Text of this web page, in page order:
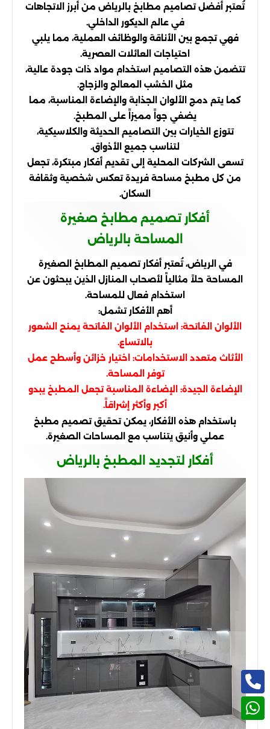
تُعتبر أفضل تصاميم مطابخ بالرياض من أبرز الاتجاهات
في عالم الديكور الداخلي.
فهي تجمع بين الأناقة والوظائف العملية، مما يلبي
احتياجات العائلات العصرية.
تتضمن هذه التصاميم استخدام مواد ذات جودة عالية،
مثل الخشب المعالج والزجاج.
كما يتم دمج الألوان الجذابة والإضاءة المناسبة، مما
يضفي جواً مميزاً على المطبخ.
تتوزع الخيارات بين التصاميم الحديثة والكلاسيكية،
لتناسب جميع الأذواق.
تسعى الشركات المحلية إلى تقديم أفكار مبتكرة، تجعل
من كل مطبخ مساحة فريدة تعكس شخصية وثقافة
السكان.
أفكار تصميم مطابخ صغيرة
المساحة بالرياض
في الرياض، تُعتبر أفكار تصميم المطابخ الصغيرة
المساحة حلاً مثالياً لأصحاب المنازل الذين يبحثون عن
استخدام فعال للمساحة.
أهم الأفكار تشمل:
الألوان الفاتحة: استخدام الألوان الفاتحة يمنح الشعور
بالاتساع.
الأثاث متعدد الاستخدامات: اختيار خزائن وأسطح عمل
توفر المساحة.
الإضاءة الجيدة: الإضاءة المناسبة تجعل المطبخ يبدو
أكبر وأكثر إشراقاً.
باستخدام هذه الأفكار، يمكن تحقيق تصميم مطبخ
عملي وأنيق يتناسب مع المساحات الصغيرة.
أفكار لتجديد المطبخ بالرياض